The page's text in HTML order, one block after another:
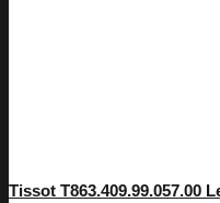
Tissot T863.409.99.057.00